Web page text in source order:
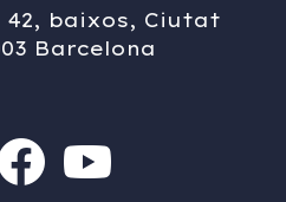
42, baixos, Ciutat
Barcelona